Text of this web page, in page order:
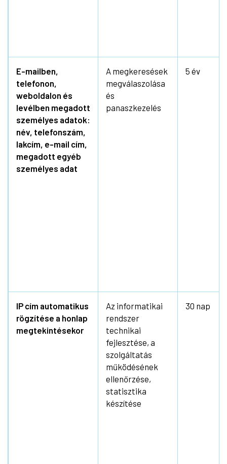
E-mailben,
telefonon,
weboldalon és
levélben megadott
személyes adatok:
név, telefonszám,
lakcím, e-mail cím,
megadott egyéb
személyes adat
A megkeresések
megválaszolása
és
panaszkezelés
5 év
IP cím automatikus
rögzítése a honlap
megtekintésekor
Az informatikai
rendszer
technikai
fejlesztése, a
szolgáltatás
működésének
ellenőrzése,
statisztika
készítése
30 nap